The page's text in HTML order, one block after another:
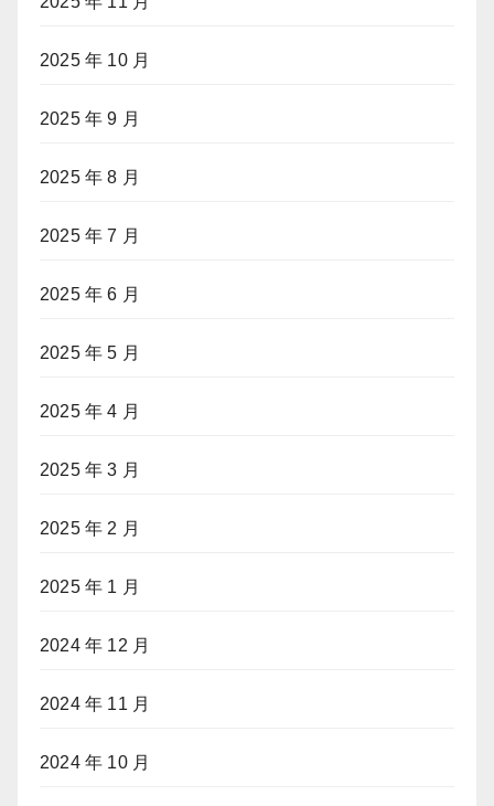
2025 年 10 月
2025 年 9 月
2025 年 8 月
2025 年 7 月
2025 年 6 月
2025 年 5 月
2025 年 4 月
2025 年 3 月
2025 年 2 月
2025 年 1 月
2024 年 12 月
2024 年 11 月
2024 年 10 月